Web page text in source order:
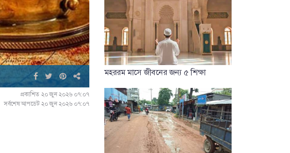
প্রকাশিত ২০ জুন ২০২৬ ০৭:০৭
সর্বশেষ আপডেট ২০ জুন ২০২৬ ০৭:০৭
মহররম মাসে জীবনের জন্য ৫ শিক্ষা